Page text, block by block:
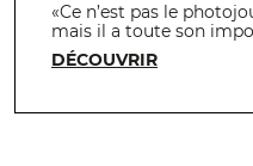
«Ce n’est pas le
mais il a toute son
DÉCOUVRIR